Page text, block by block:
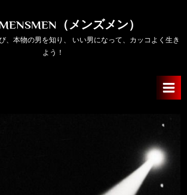
（メンズメン）
、本物の男を知り、 いい男になって、カッコよく生き
よう！